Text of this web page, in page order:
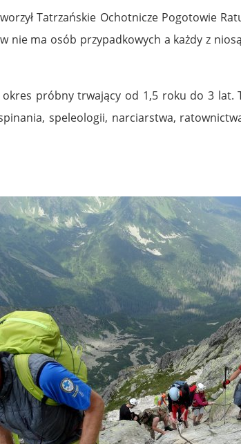
Tatrzańskie Ochotnicze Pogotowie
ma osób przypadkowych a każdy z
próbny trwający od 1,5 roku do 3 lat.
speleologii, narciarstwa,